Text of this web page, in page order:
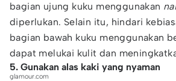
bagian ujung kuku menggunakan
diperlukan. Selain itu, hindari
bagian bawah kuku menggunakan
dapat melukai kulit dan
5. Gunakan alas kaki yang nyaman
glamour.com